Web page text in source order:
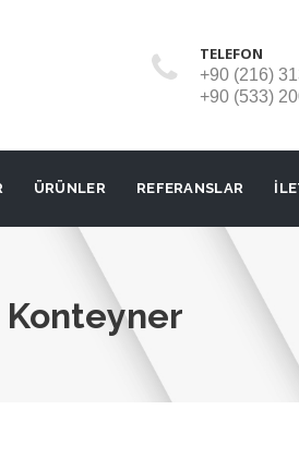
TELEFON
+90 (216)
+90 (533)
ÜRÜNLER REFERANSLAR
Konteyner